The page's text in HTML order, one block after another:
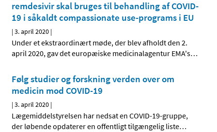
remdesivir skal bruges til behandling af COVID-
19 i såkaldt compassionate use-programs i EU
|3. april 2020 |
Under et ekstraordinært møde, der blev afholdt den 2.
april 2020, gav det europæiske medicinalagentur EMA's…
Følg studier og forskning verden over om
medicin mod COVID-19
|3. april 2020 |
Lægemiddelstyrelsen har nedsat en COVID-19-gruppe,
der løbende opdaterer en offentligt tilgængelig liste…